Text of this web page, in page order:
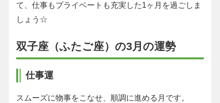
て、仕事もプライベートも充実した1ヶ月を過ごしま
しょう☆
双子座（ふたご座）の3月の運勢
仕事運
スムーズに物事をこなせ、順調に進める月です。